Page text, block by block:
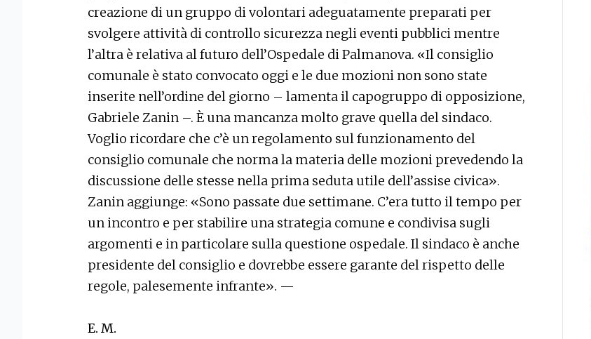
creazione di un gruppo di volontari adeguatamente preparati per
svolgere attività di controllo sicurezza negli eventi pubblici mentre
l’altra è relativa al futuro dell’Ospedale di Palmanova. «Il consiglio
comunale è stato convocato oggi e le due mozioni non sono state
inserite nell’ordine del giorno – lamenta il capogruppo di opposizione,
Gabriele Zanin –. È una mancanza molto grave quella del sindaco.
Voglio ricordare che c’è un regolamento sul funzionamento del
consiglio comunale che norma la materia delle mozioni prevedendo la
discussione delle stesse nella prima seduta utile dell’assise civica».
Zanin aggiunge: «Sono passate due settimane. C’era tutto il tempo per
un incontro e per stabilire una strategia comune e condivisa sugli
argomenti e in particolare sulla questione ospedale. Il sindaco è anche
presidente del consiglio e dovrebbe essere garante del rispetto delle
regole, palesemente infrante». —
E. M.